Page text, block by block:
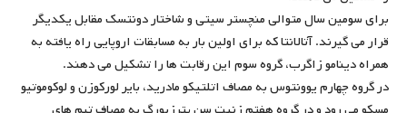
برای سومین سال متوالی منچستر سیتی و شاختار دونتسک مقابل یکدیگر
قرار می گیرند. آتالانتا که برای اولین بار به مسابقات اروپایی راه یافته به
همراه دینامو زاگرب، گروه سوم این رقابت ها را تشکیل می دهند.
در گروه چهارم یوونتوس به مصاف اتلتیکو مادرید، بایر لورکوزن و لوکوموتیو